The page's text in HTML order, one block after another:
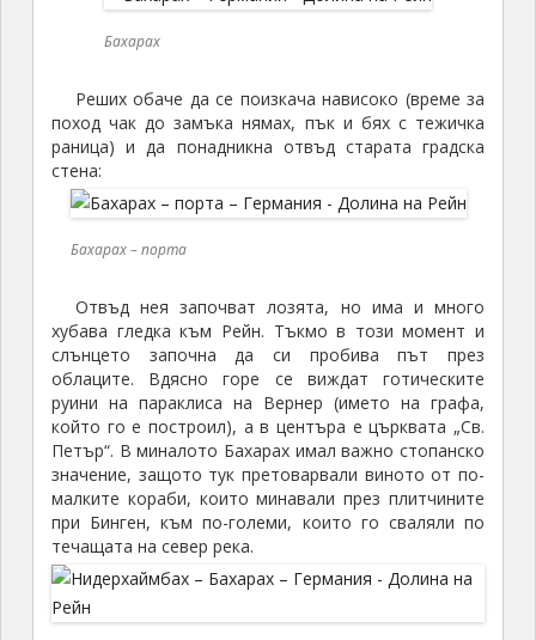
Бахарах
Реших обаче да се поизкача нависоко (време за
поход чак до замъка нямах, пък и бях с тежичка
раница) и да понадникна отвъд старата градска
стена:
Бахарах – порта
Отвъд нея започват лозята, но има и много
хубава гледка към Рейн. Тъкмо в този момент и
слънцето започна да си пробива път през
облаците. Вдясно горе се виждат готическите
руини на параклиса на Вернер (името на графа,
който го е построил), а в центъра е църквата „Св.
Петър“. В миналото Бахарах имал важно стопанско
значение, защото тук претоварвали виното от по-
малките кораби, които минавали през плитчините
при Бинген, към по-големи, които го сваляли по
течащата на север река.